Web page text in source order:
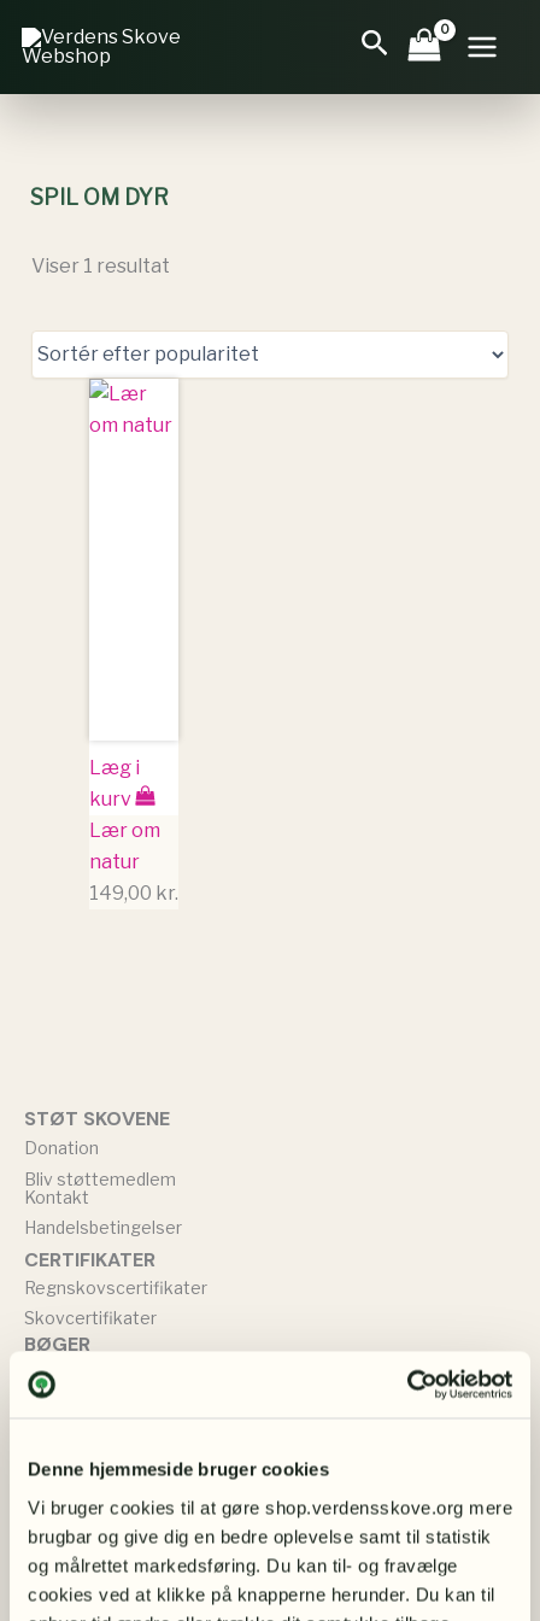
Denne hjemmeside bruger cookies
Vi bruger cookies til at gøre shop.verdensskove.org mere
brugbar og give dig en bedre oplevelse samt til statistik
og målrettet markedsføring. Du kan til- og fravælge
cookies ved at klikke på knapperne herunder. Du kan til
Søg
SPIL OM DYR
Viser 1 resultat
Læg i
kurv
Lær om
natur
149,00 kr.
STØT SKOVENE
Donation
Bliv støttemedlem
Kontakt
Handelsbetingelser
CERTIFIKATER
Regnskovscertifikater
Skovcertifikater
BØGER
Bøger om miljøet
Bøger om naturbevarelse
Øreringe
Muleposer
BØRN
Bamser